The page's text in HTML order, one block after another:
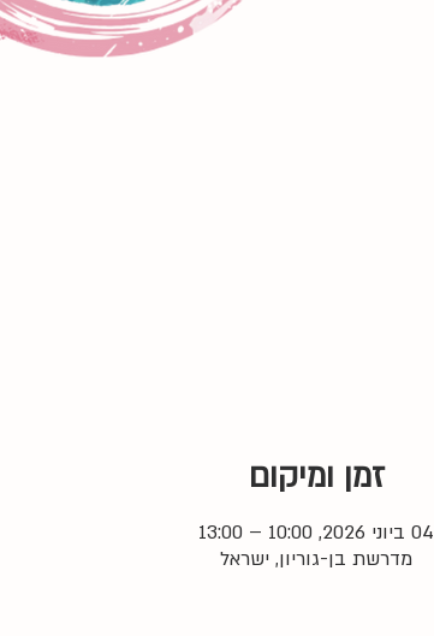
זמן ומיקום
04 ביוני 2026, 10:00 – 13:00
מדרשת בן-גוריון, ישראל